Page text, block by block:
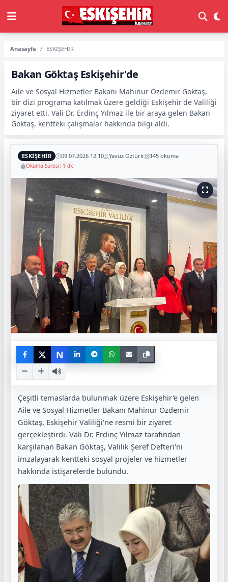
Anasayfa ESKİŞEHİR
Bakan Göktaş Eskişehir'de
Aile ve Sosyal Hizmetler Bakanı Mahinur Özdemir Göktaş,
bir dizi programa katılmak üzere geldiği Eskişehir'de Valiliği
ziyaret etti. Vali Dr. Erdinç Yılmaz ile bir araya gelen Bakan
Göktaş, kentteki çalışmalar hakkında bilgi aldı.
ESKİŞEHİR 09.07.2026 12:10 Yavuz Öztürk 145 okuma
Okuma Süresi: 1 dk
N
Çeşitli temaslarda bulunmak üzere Eskişehir'e gelen
Aile ve Sosyal Hizmetler Bakanı Mahinur Özdemir
Göktaş, Eskişehir Valiliği'ne resmi bir ziyaret
gerçekleştirdi. Vali Dr. Erdinç Yılmaz tarafından
karşılanan Bakan Göktaş, Valilik Şeref Defteri'ni
imzalayarak kentteki sosyal projeler ve hizmetler
hakkında istişarelerde bulundu.